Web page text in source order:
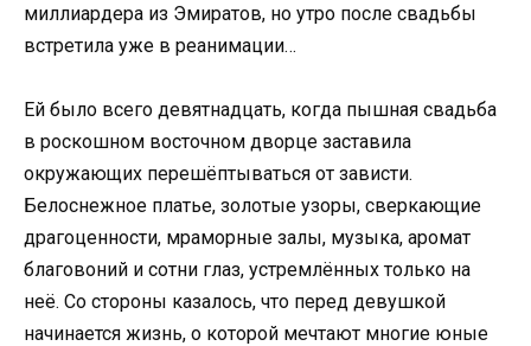
миллиардера из Эмиратов, но утро после свадьбы
встретила уже в реанимации…
Ей было всего девятнадцать, когда пышная свадьба
в роскошном восточном дворце заставила
окружающих перешёптываться от зависти.
Белоснежное платье, золотые узоры, сверкающие
драгоценности, мраморные залы, музыка, аромат
благовоний и сотни глаз, устремлённых только на
неё. Со стороны казалось, что перед девушкой
начинается жизнь, о которой мечтают многие юные